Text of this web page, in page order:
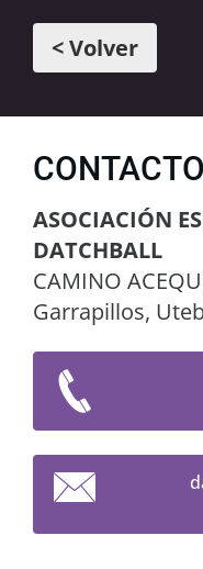
< Volver
CONTACTO
ASOCIACIÓN
DATCHBALL
CAMINO
Garrapillos,